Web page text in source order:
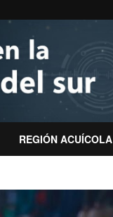
REGIÓN ACUÍCOLA